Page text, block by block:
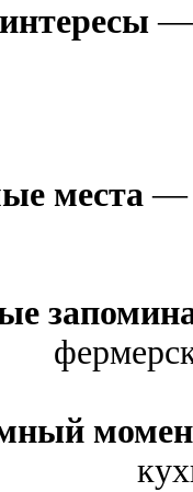
—
места —